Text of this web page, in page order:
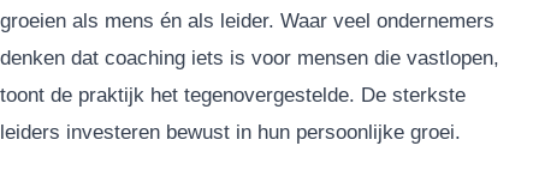
groeien als mens én als leider. Waar veel ondernemers
denken dat coaching iets is voor mensen die vastlopen,
toont de praktijk het tegenovergestelde. De sterkste
leiders investeren bewust in hun persoonlijke groei.